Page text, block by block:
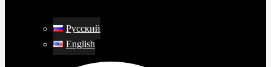
Русский
English